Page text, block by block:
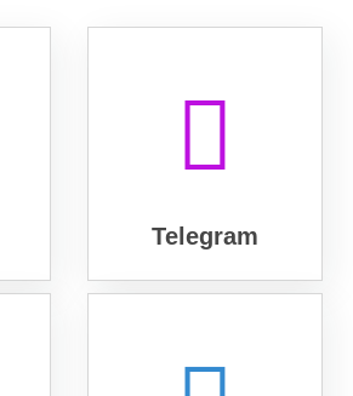
Telegram